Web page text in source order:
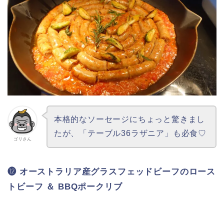
ゴリさん
本格的なソーセージにちょっと驚きまし
たが、「テーブル36ラザニア」も必食♡
⓬ オーストラリア産グラスフェッドビーフのロース
トビーフ ＆ BBQポークリブ